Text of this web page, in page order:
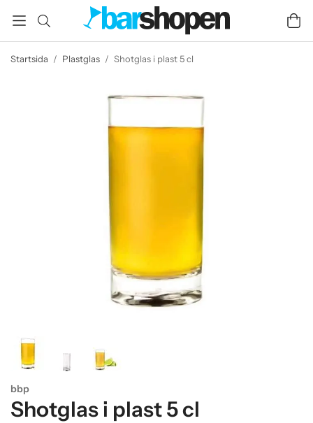
Startsida / Plastglas / Shotglas i plast 5 cl
bbp
Shotglas i plast 5 cl